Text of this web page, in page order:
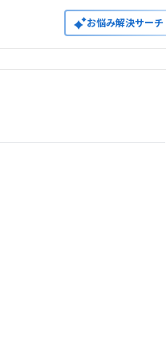
お悩み解決サーチ